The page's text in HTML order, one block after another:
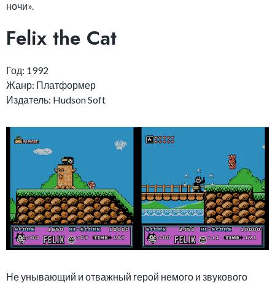
ночи».
Felix the Cat
Год: 1992
Жанр: Платформер
Издатель: Hudson Soft
Не унывающий и отважный герой немого и звукового